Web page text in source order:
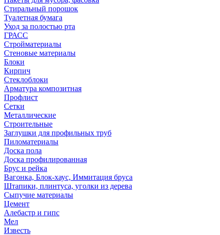
Стиральный порошок
Туалетная бумага
Уход за полостью рта
ГРАСС
Стройматериалы
Стеновые материалы
Блоки
Кирпич
Стеклоблоки
Арматура композитная
Профлист
Сетки
Металлические
Строительные
Заглушки для профильных труб
Пиломатериалы
Доска пола
Доска профилированная
Брус и рейка
Вагонка, Блок-хаус, Иммитация бруса
Штапики, плинтуса, уголки из дерева
Сыпучие материалы
Цемент
Алебастр и гипс
Мел
Известь